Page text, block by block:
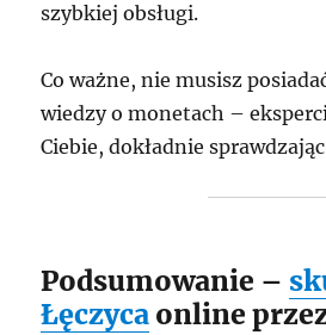
szybkiej obsługi.
Co ważne, nie musisz
wiedzy o monetach –
Ciebie, dokładnie
Podsumowanie –
Łęczyca online